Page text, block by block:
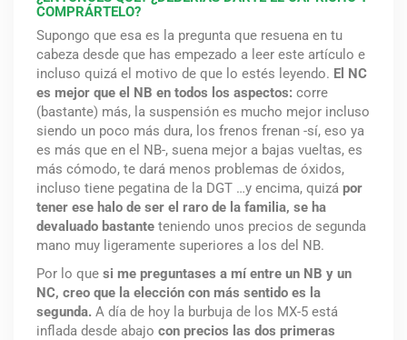
COMPRÁRTELO?
Supongo que esa es la pregunta que resuena en tu
cabeza desde que has empezado a leer este artículo e
incluso quizá el motivo de que lo estés leyendo. El NC
es mejor que el NB en todos los aspectos: corre
(bastante) más, la suspensión es mucho mejor incluso
siendo un poco más dura, los frenos frenan -sí, eso ya
es más que en el NB-, suena mejor a bajas vueltas, es
más cómodo, te dará menos problemas de óxidos,
incluso tiene pegatina de la DGT …y encima, quizá por
tener ese halo de ser el raro de la familia, se ha
devaluado bastante teniendo unos precios de segunda
mano muy ligeramente superiores a los del NB.
Por lo que si me preguntases a mí entre un NB y un
NC, creo que la elección con más sentido es la
segunda. A día de hoy la burbuja de los MX-5 está
inflada desde abajo con precios las dos primeras